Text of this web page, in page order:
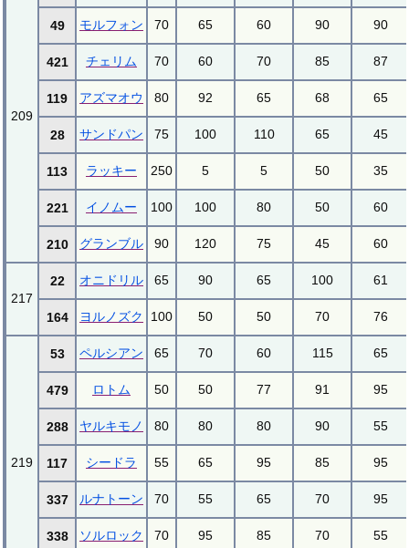
209
49 モルフォン 70 65 60 90 90
421 チェリム 70 60 70 85 87
119 アズマオウ 80 92 65 68 65
28 サンドパン 75 100 110 65 45
113 ラッキー 250 5 5 50 35
221 イノムー 100 100 80 50 60
210 グランブル 90 120 75 45 60
217
22 オニドリル 65 90 65 100 61
164 ヨルノズク 100 50 50 70 76
219
53 ペルシアン 65 70 60 115 65
479 ロトム 50 50 77 91 95
288 ヤルキモノ 80 80 80 90 55
117 シードラ 55 65 95 85 95
337 ルナトーン 70 55 65 70 95
338 ソルロック 70 95 85 70 55